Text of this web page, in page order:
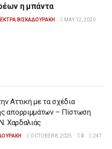
η μπάντα
ΒΙΣΚΑΔΟΥΡΑΚΗ
MAY 12, 2020
Αττική με τα σχέδια
απορριμμάτων – Πίστωση
Χαρδαλιάς
OCTOBER 8, 2025 0 247